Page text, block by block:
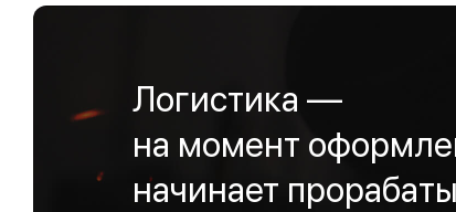
Логистика —
на момент
начинает